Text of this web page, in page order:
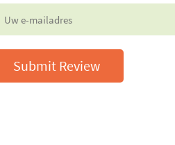
Submit Review